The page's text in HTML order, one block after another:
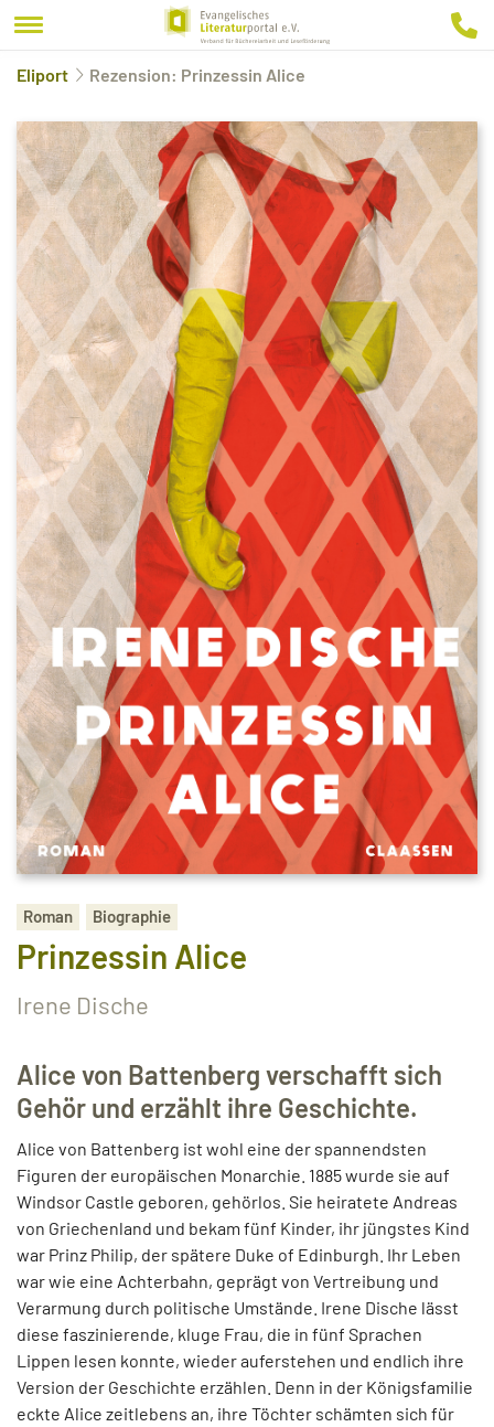
Eliport Rezension: Prinzessin Alice
Roman Biographie
Prinzessin Alice
Irene Dische
Alice von Battenberg verschafft sich
Gehör und erzählt ihre Geschichte.
Alice von Battenberg ist wohl eine der spannendsten
Figuren der europäischen Monarchie. 1885 wurde sie auf
Windsor Castle geboren, gehörlos. Sie heiratete Andreas
von Griechenland und bekam fünf Kinder, ihr jüngstes Kind
war Prinz Philip, der spätere Duke of Edinburgh. Ihr Leben
war wie eine Achterbahn, geprägt von Vertreibung und
Verarmung durch politische Umstände. Irene Dische lässt
diese faszinierende, kluge Frau, die in fünf Sprachen
Lippen lesen konnte, wieder auferstehen und endlich ihre
Version der Geschichte erzählen. Denn in der Königsfamilie
eckte Alice zeitlebens an, ihre Töchter schämten sich für